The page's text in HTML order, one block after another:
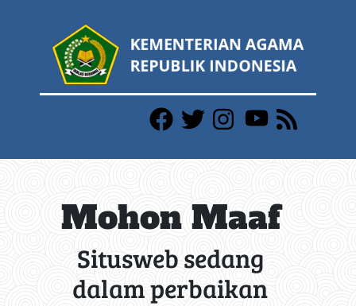
Mohon Maaf
Situsweb sedang
dalam perbaikan